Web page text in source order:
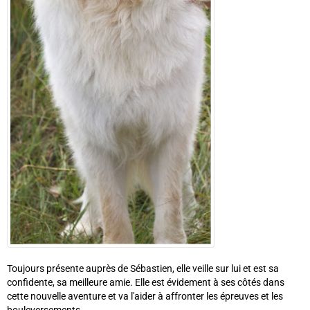
Toujours présente auprès de Sébastien, elle veille sur lui et est sa
confidente, sa meilleure amie. Elle est évidement à ses côtés dans
cette nouvelle aventure et va l'aider à affronter les épreuves et les